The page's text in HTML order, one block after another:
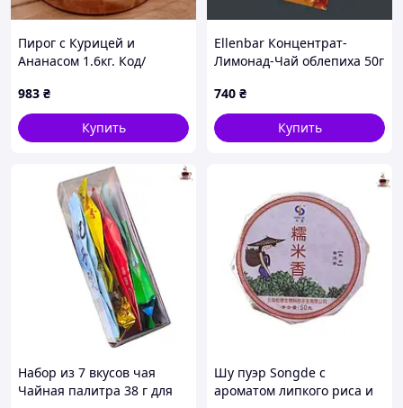
Пирог с Курицей и
Ананасом 1.6кг. Код/
983 ₴
Купить
Ellenbar Концентрат-
Лимонад-Чай облепиха 50г
740 ₴
Купить
Набор из 7 вкусов чая
Чайная палитра 38 г для
Шу пуэр Songde с
ароматом липкого риса и